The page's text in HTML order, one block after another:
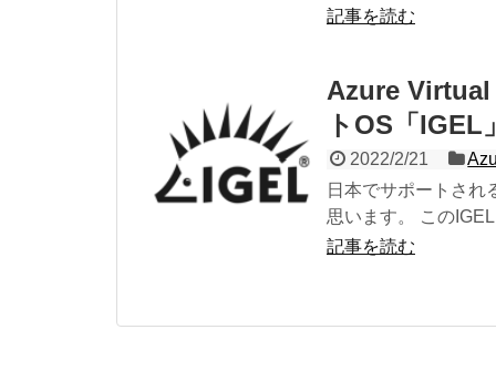
記事を読む
Azure Virtual
トOS「IGEL
2022/2/21
日本でサポートされ
思います。 この
記事を読む